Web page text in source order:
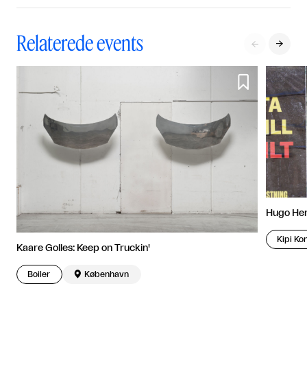
Relaterede events  

Kaare Golles: Keep on Truckin'
Boiler  København
Hugo
Kipi